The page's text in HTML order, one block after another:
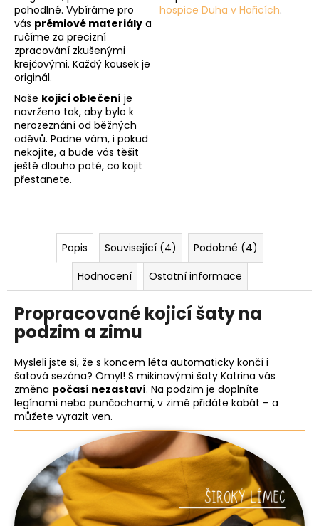
pohodlné. Vybíráme pro
vás prémiové materiály a
ručíme za precizní
zpracování zkušenými
krejčovými. Každý kousek je
originál.
Naše kojicí oblečení je
navrženo tak, aby bylo k
nerozeznání od běžných
oděvů. Padne vám, i pokud
nekojíte, a bude vás těšit
ještě dlouho poté, co kojit
přestanete.
hospice Duha v Hořicích.
Popis Související (4)
Podobné (4)
Hodnocení
Ostatní informace
Propracované kojicí šaty na
podzim a zimu
Mysleli jste si, že s koncem léta automaticky končí i
šatová sezóna? Omyl! S mikinovými šaty Katrina vás
změna počasí nezastaví. Na podzim je doplníte
legínami nebo punčochami, v zimě přidáte kabát – a
můžete vyrazit ven.